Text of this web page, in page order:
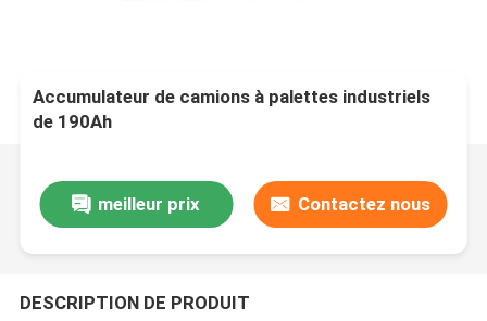
Accumulateur de camions à palettes industriels
de 190Ah
meilleur prix Contactez nous
DESCRIPTION DE PRODUIT